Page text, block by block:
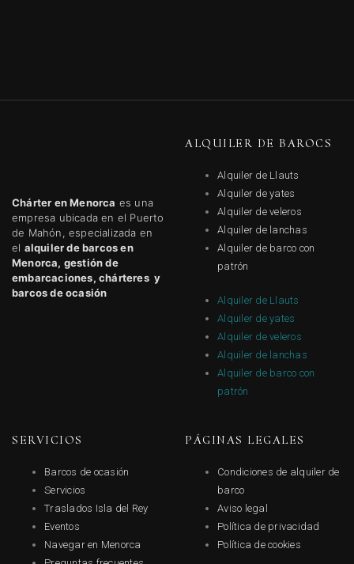
Chárter en Menorca es una
empresa ubicada en el Puerto
de Mahón, especializada en
el alquiler de barcos en
Menorca, gestión de
embarcaciones, chárteres y
barcos de ocasión
ALQUILER DE BAROCS
Alquiler de Llauts
Alquiler de yates
Alquiler de veleros
Alquiler de lanchas
Alquiler de barco con
patrón
Alquiler de Llauts
Alquiler de yates
Alquiler de veleros
Alquiler de lanchas
Alquiler de barco con
patrón
SERVICIOS
Barcos de ocasión
Servicios
Traslados Isla del Rey
Eventos
Navegar en Menorca
PÁGINAS LEGALES
Condiciones de alquiler de
barco
Aviso legal
Política de privacidad
Política de cookies